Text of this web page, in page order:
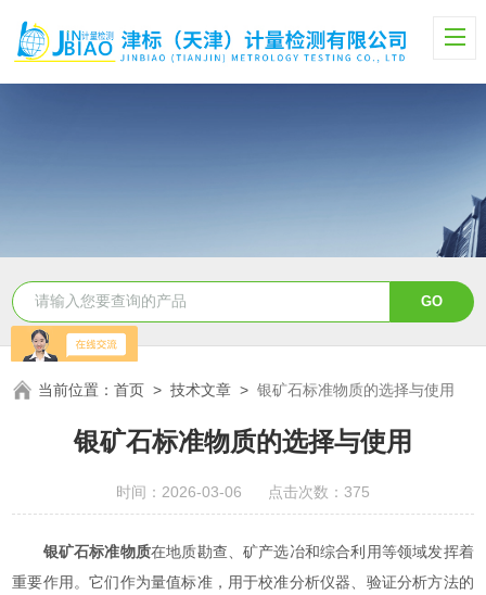
当前位置：首页 >技术文章 >银矿石标准物质的选择与使用
银矿石标准物质的选择与使用
时间：2026-03-06 点击次数：375
银矿石标准物质在地质勘查、矿产选冶和综合利用等领域发挥着
重要作用。它们作为量值标准，用于校准分析仪器、验证分析方法的